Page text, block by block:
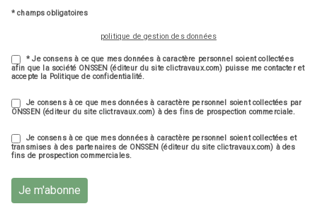
* champs obligatoires
politique de gestion des données
* Je consens à ce que mes données à caractère personnel soient collectées
afin que la société ONSSEN (éditeur du site clictravaux.com) puisse me contacter et
accepte la Politique de confidentialité.
Je consens à ce que mes données à caractère personnel soient collectées par
ONSSEN (éditeur du site clictravaux.com) à des fins de prospection commerciale.
Je consens à ce que mes données à caractère personnel soient collectées et
transmises à des partenaires de ONSSEN (éditeur du site clictravaux.com) à des
fins de prospection commerciales.
Je m'abonne